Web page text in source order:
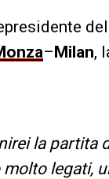
del
–Milan,
la partita
molto legati,